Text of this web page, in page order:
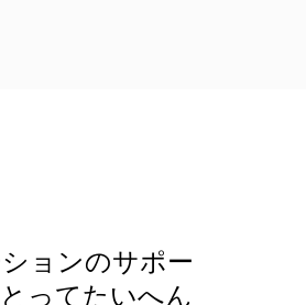
ョンのサポー
ってたいへん